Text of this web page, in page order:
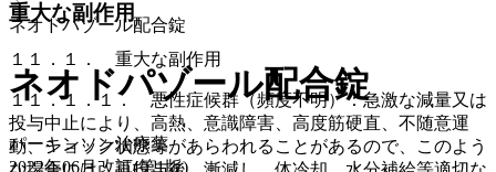
重大な副作用
１１．１． 重大な副作用
１１．１．１． 悪性症候群（頻度不明）：急激な減量又は
投与中止により、高熱、意識障害、高度筋硬直、不随意運
動、ショック状態等があらわれることがあるので、このよう
ネオドパゾール配合錠
ネオドパゾール配合錠
パーキンソン治療薬
2022年06月改訂(第1版)